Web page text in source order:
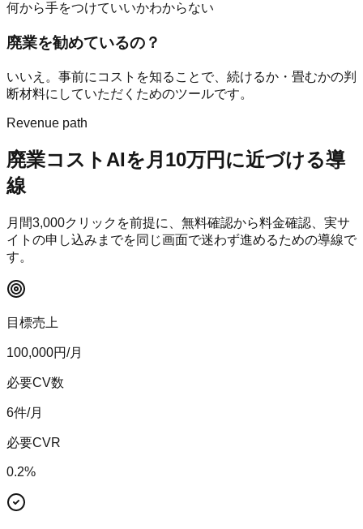
何から手をつけていいかわからない
廃業を勧めているの？
いいえ。事前にコストを知ることで、続けるか・畳むかの判
断材料にしていただくためのツールです。
Revenue path
廃業コストAIを月10万円に近づける導
線
月間3,000クリックを前提に、無料確認から料金確認、実サ
イトの申し込みまでを同じ画面で迷わず進めるための導線で
す。
目標売上
100,000円/月
必要CV数
6件/月
必要CVR
0.2%